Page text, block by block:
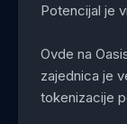
Potencijal je
Ovde na
zajednica je
tokenizacije